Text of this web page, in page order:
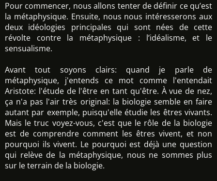
Pour commencer, nous allons tenter de définir ce qu’est
la métaphysique. Ensuite, nous nous intéresserons aux
deux idéologies principales qui sont nées de cette
révolte contre la métaphysique : l’idéalisme, et le
sensualisme.
Avant tout soyons clairs: quand je parle de
métaphysique, j'entends ce mot comme l'entendait
Aristote: l'étude de l'être en tant qu'être. À vue de nez,
ça n'a pas l'air très original: la biologie semble en faire
autant par exemple, puisqu'elle étudie les êtres vivants.
Mais le truc voyez-vous, c'est que le rôle de la biologie
est de comprendre comment les êtres vivent, et non
pourquoi ils vivent. Le pourquoi est déjà une question
qui relève de la métaphysique, nous ne sommes plus
sur le terrain de la biologie.